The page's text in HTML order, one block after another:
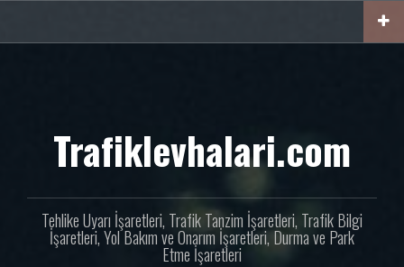
Trafiklevhalari.com
Tehlike Uyarı İşaretleri, Trafik Tanzim İşaretleri, Trafik Bilgi
İşaretleri, Yol Bakım ve Onarım İşaretleri, Durma ve Park
Etme İşaretleri